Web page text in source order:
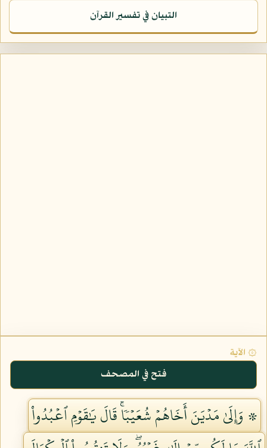
التبيان في تفسير القرآن
۞ الآية
فتح في المصحف
۞ وَإِلَىٰ مَدۡيَنَ أَخَاهُمۡ شُعَيۡبٗاۚ قَالَ يَٰقَوۡمِ ٱعۡبُدُواْ